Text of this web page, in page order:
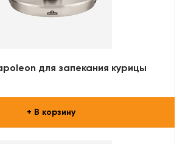
для запекания курицы
+ В корзину